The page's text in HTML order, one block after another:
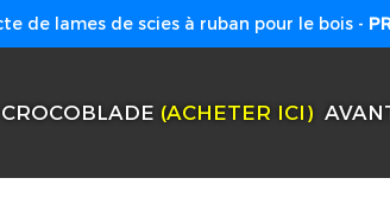
de lames de scies à ruban pour le bois -
(ACHETER ICI)